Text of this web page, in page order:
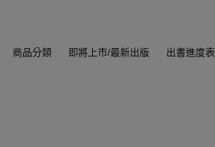
商品分類 即將上市/最新出版 出書進度表